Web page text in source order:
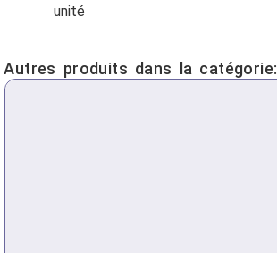
unité
Autres produits dans la catégorie: